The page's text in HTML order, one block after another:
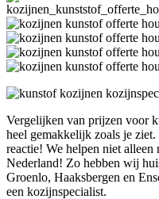
Vergelijken van prijzen voor
heel gemakkelijk zoals je
reactie! We helpen niet alleen
Nederland! Zo hebben wij
Groenlo, Haaksbergen en
een kozijnspecialist.